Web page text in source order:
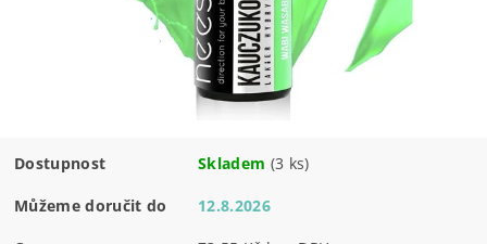
Dostupnost Skladem (3 ks)
Můžeme doručit do 12.8.2026